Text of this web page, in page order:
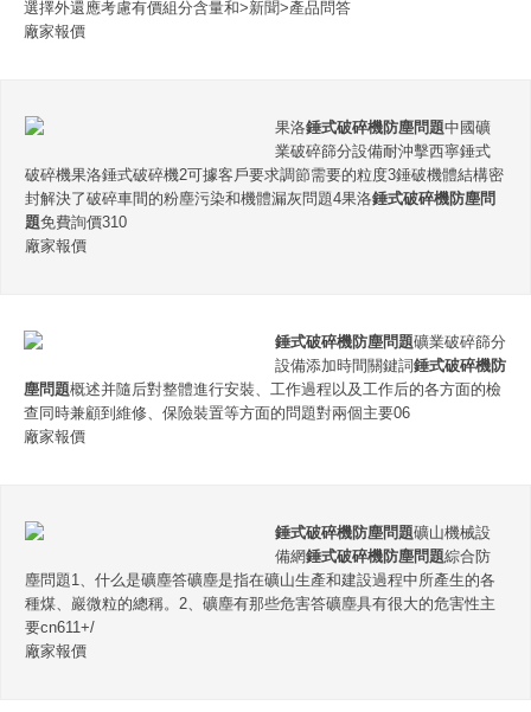
選擇外還應考慮有價組分含量和>新聞>產品問答
廠家報價
果洛錘式破碎機防塵問題中國礦
業破碎篩分設備耐沖擊西寧錘式
破碎機果洛錘式破碎機2可據客戶要求調節需要的粒度3錘破機體結構密
封解決了破碎車間的粉塵污染和機體漏灰問題4果洛錘式破碎機防塵問
題免費詢價310
廠家報價
錘式破碎機防塵問題礦業破碎篩分
設備添加時間關鍵詞錘式破碎機防
塵問題概述并隨后對整體進行安裝、工作過程以及工作后的各方面的檢
查同時兼顧到維修、保險裝置等方面的問題對兩個主要06
廠家報價
錘式破碎機防塵問題礦山機械設
備網錘式破碎機防塵問題綜合防
塵問題1、什么是礦塵答礦塵是指在礦山生產和建設過程中所產生的各
種煤、巖微粒的總稱。2、礦塵有那些危害答礦塵具有很大的危害性主
要cn611+/
廠家報價